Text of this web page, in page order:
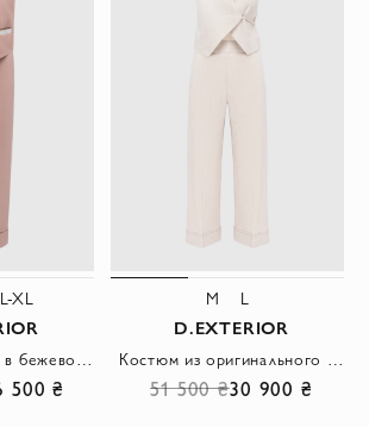
L-XL
500 ₴
M L
D.EXTERIOR
51 500 ₴30 900 ₴